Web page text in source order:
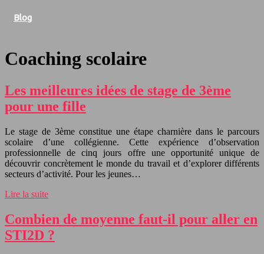
Blog
Coaching scolaire
Les meilleures idées de stage de 3ème
pour une fille
Le stage de 3ème constitue une étape charnière dans le parcours
scolaire d’une collégienne. Cette expérience d’observation
professionnelle de cinq jours offre une opportunité unique de
découvrir concrètement le monde du travail et d’explorer différents
secteurs d’activité. Pour les jeunes…
Lire la suite
Combien de moyenne faut-il pour aller en
STI2D ?